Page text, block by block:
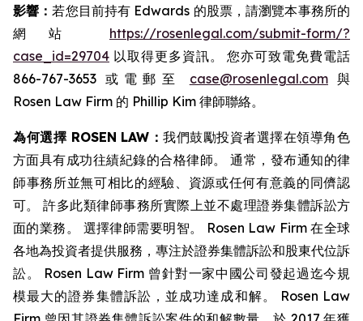
影響：若您目前持有 Edwards 的股票，請瀏覽本事務所的
網站 https://rosenlegal.com/submit-form/?
case_id=29704 以取得更多資訊。 您亦可致電免費電話
866-767-3653 或電郵至 case@rosenlegal.com與
Rosen Law Firm 的 Phillip Kim 律師聯絡。
為何選擇 ROSEN LAW：我們鼓勵投資者選擇在領導角色
方面具有成功往績紀錄的合格律師。 通常，發布通知的律
師事務所並無可相比的經驗、資源或任何有意義的同儕認
可。 許多此類律師事務所實際上並不處理證券集體訴訟方
面的業務。 選擇律師需要明智。 Rosen Law Firm 在全球
各地為投資者提供服務，專注於證券集體訴訟和股東代位訴
訟。 Rosen Law Firm 曾針對一家中國公司發起過迄今規
模最大的證券集體訴訟，並成功達成和解。 Rosen Law